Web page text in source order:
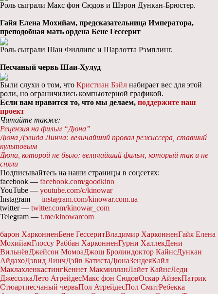
Роль сыграли Макс фон Сюдов и Шэрон Дункан-Брюстер.
Гайя Елена Мохийам, предсказательница Императора,
преподобная мать ордена Бене Гессерит
Роль сыграли Шан Филлипс и Шарлотта Рэмплинг.
Песчаный червь Шаи-Хулуд
Были слухи о том, что Кристиан Бэйл набирает вес для этой
роли, но ограничились компьютерной графикой.
Если вам нравится то, что мы делаем, поддержите наш
проект
Читайте также:
Рецензия на фильм “Дюна”
Дюна Дэвида Линча: величайший провал режиссера, ставший
культовым
Дюна, которой не было: величайший фильм, который так и не
сняли
Подписывайтесь на наши страницы в соцсетях:
facebook — facebook.com/goodkino
YouTube — youtube.com/c/kinowar
Instagram — instagram.com/kinowar.com.ua
twitter — twitter.com/kinowar_com
Telegram — t.me/kinowarcom
барон ХарконненБене ГессеритВладимир ХарконненГайя Елена
МохийамГлоссу Раббан ХарконненГурни ХаллекДени
ВильнёвДжейсон МомоаДжош Бролиндоктор КайнсДункан
АйдахоДэвид ЛинчДэйв БатистаДюнаЗендеяКайл
МаклахленкастингКеннет МакмилланЛайет КайнсЛеди
ДжессикаЛето АтрейдесМакс фон СюдовОскар АйзекПатрик
Стюартпесчаный червьПол АтрейдесПол СмитРебекка